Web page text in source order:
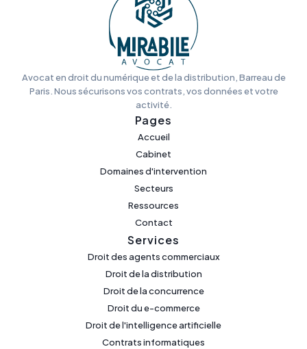
Avocat en droit du numérique et de la distribution, Barreau de
Paris. Nous sécurisons vos contrats, vos données et votre
activité.
Pages
Accueil
Cabinet
Domaines d'intervention
Secteurs
Ressources
Contact
Services
Droit des agents commerciaux
Droit de la distribution
Droit de la concurrence
Droit du e-commerce
Droit de l'intelligence artificielle
Contrats informatiques